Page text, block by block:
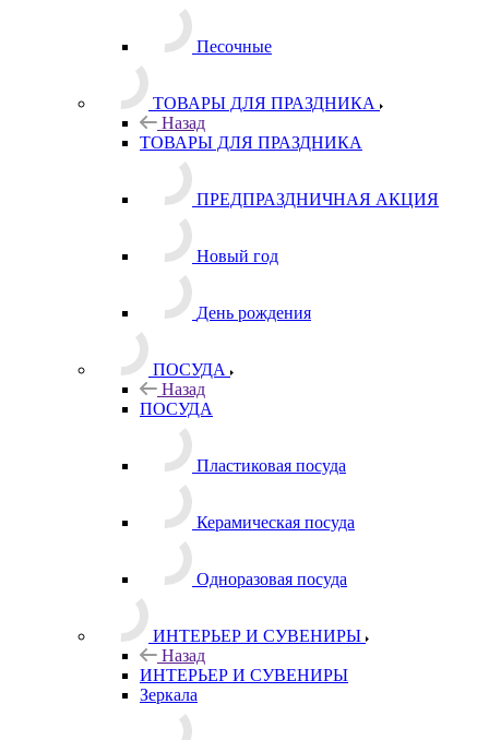
Песочные
ТОВАРЫ ДЛЯ ПРАЗДНИКА
Назад
ТОВАРЫ ДЛЯ ПРАЗДНИКА
ПРЕДПРАЗДНИЧНАЯ АКЦИЯ
Новый год
День рождения
ПОСУДА
Назад
ПОСУДА
Пластиковая посуда
Керамическая посуда
Одноразовая посуда
ИНТЕРЬЕР И СУВЕНИРЫ
Назад
ИНТЕРЬЕР И СУВЕНИРЫ
Зеркала